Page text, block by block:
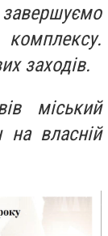
заходів.
міський
власній